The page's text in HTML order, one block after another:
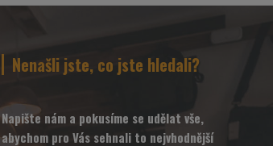
Nenašli jste, co jste hledali?
Napište nám a pokusíme se udělat vše,
abychom pro Vás sehnali to nejvhodnější